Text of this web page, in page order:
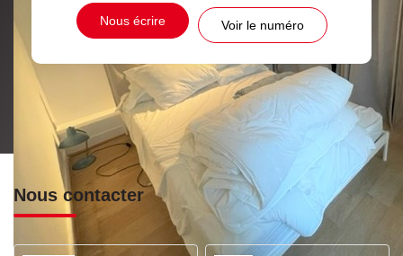
Nous écrire Voir le numéro
Nous contacter